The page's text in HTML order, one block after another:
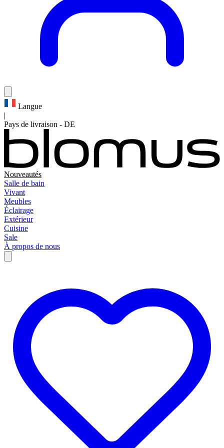
Langue
|
Pays de livraison - DE
Nouveautés
Salle de bain
Vivant
Meubles
Éclairage
Extérieur
Cuisine
Sale
À propos de nous